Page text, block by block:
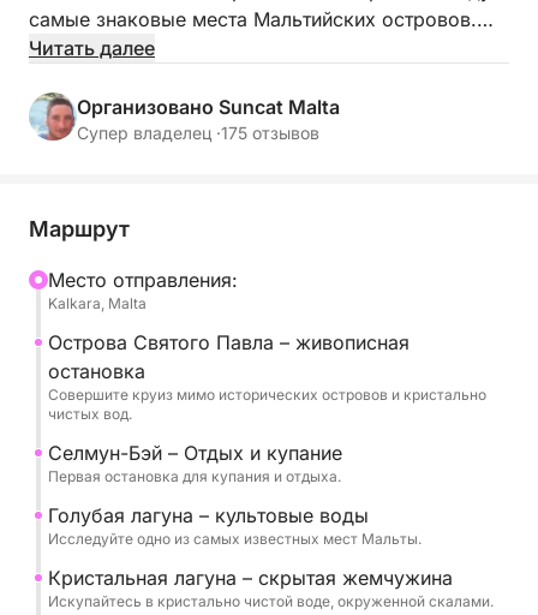
самые знаковые места Мальтийских островов.
плыть по кристально чистым водам к островам
Святого Павла, заливу Сельмун, а также к
цветами и захватывающими дух пейзажами.
Экскурсия разработана таким образом, чтобы
обеспечить идеальный баланс между отдыхом и
исследованием, с многочисленными остановками
для купания в самых красивых местах региона.
Вы можете наслаждаться морем в своем
собственном темпе, плавая, занимаясь
сноркелингом или просто отдыхая на борту.
Морская прогулка добавит уникальный и
аутентичный колорит, позволяя вам в полной
мере насладиться средиземноморской
атмосферой в спокойной и живописной
Читать далее
Организовано Suncat Malta
Супер владелец ·175 отзывов
Маршрут
Mесто отправления:
Kalkara, Malta
Острова Святого Павла – живописная
остановка
Совершите круиз мимо исторических островов и кристально
чистых вод.
Селмун-Бэй – Отдых и купание
Первая остановка для купания и отдыха.
Голубая лагуна – культовые воды
Исследуйте одно из самых известных мест Мальты.
Кристальная лагуна – скрытая жемчужина
Искупайтесь в кристально чистой воде, окруженной скалами.